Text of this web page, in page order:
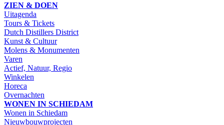
ZIEN & DOEN
Uitagenda
Tours & Tickets
Dutch Distillers District
Kunst & Cultuur
Molens & Monumenten
Varen
Actief, Natuur, Regio
Winkelen
Horeca
Overnachten
WONEN IN SCHIEDAM
Wonen in Schiedam
Nieuwbouwprojecten